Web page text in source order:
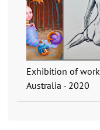
Exhibition of
Australia - 2020